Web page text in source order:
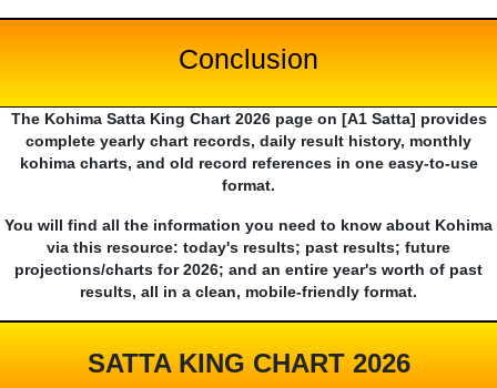
Conclusion
The Kohima Satta King Chart 2026 page on [A1 Satta] provides
complete yearly chart records, daily result history, monthly
kohima charts, and old record references in one easy-to-use
format.
You will find all the information you need to know about Kohima
via this resource: today's results; past results; future
projections/charts for 2026; and an entire year's worth of past
results, all in a clean, mobile-friendly format.
SATTA KING CHART 2026